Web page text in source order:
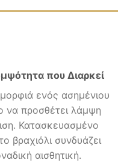
που Διαρκεί
ενός ασημένιου
να προσθέτει λάμψη
Κατασκευασμένο
βραχιόλι συνδυάζει
αισθητική.